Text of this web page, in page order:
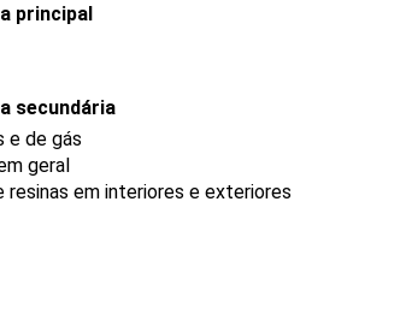
principal
secundária
e de gás
geral
em interiores e exteriores